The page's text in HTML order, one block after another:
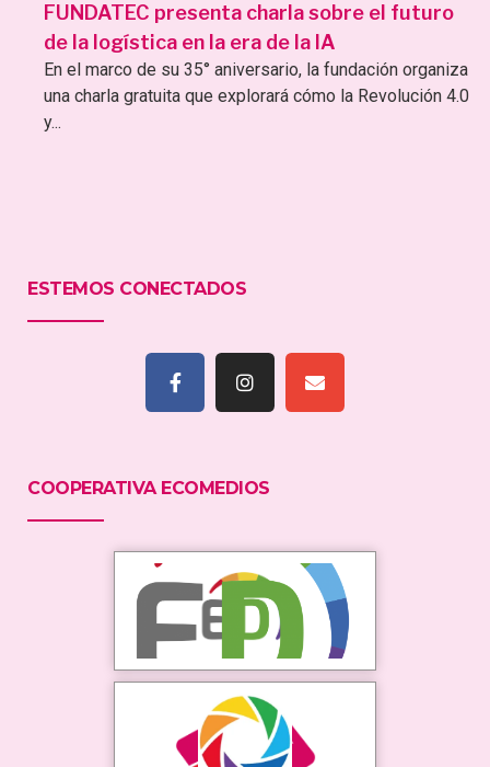
FUNDATEC presenta charla sobre el futuro
de la logística en la era de la IA
En el marco de su 35° aniversario, la fundación organiza
una charla gratuita que explorará cómo la Revolución 4.0
y...
ESTEMOS CONECTADOS
COOPERATIVA ECOMEDIOS